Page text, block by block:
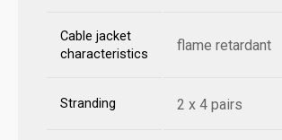
Cable jacket
characteristics
flame retardant
Stranding 2 x 4 pairs